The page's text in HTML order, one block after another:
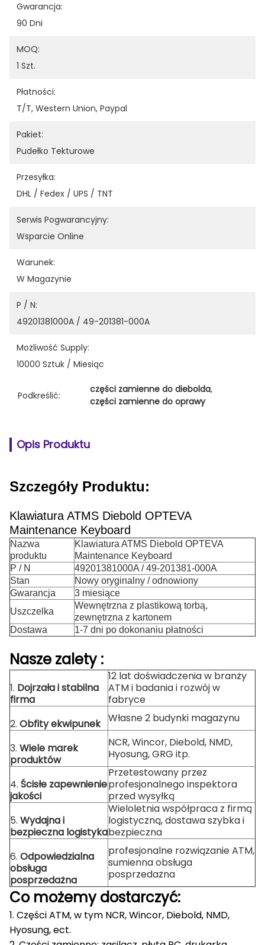
Gwarancja:
90 Dni
MOQ:
1 Szt.
Płatności:
T/T, Western Union, Paypal
Pakiet:
Pudełko Tekturowe
Przesyłka:
DHL / Fedex / UPS / TNT
Serwis Pogwarancyjny:
Wsparcie Online
Warunek:
W Magazynie
P / N:
49201381000A / 49-201381-000A
Możliwość Supply:
10000 Sztuk / Miesiąc
Podkreślić:
części zamienne do diebolda,
części zamienne do oprawy
Opis Produktu
Szczegóły Produktu:
Klawiatura ATMS Diebold OPTEVA
Maintenance Keyboard
Nazwa
produktu
Klawiatura ATMS Diebold OPTEVA
Maintenance Keyboard
P / N
49201381000A / 49-201381-000A
Stan
Nowy oryginalny / odnowiony
Gwarancja
3 miesiące
Uszczelka
Wewnętrzna z plastikową torbą,
zewnętrzna z kartonem
Dostawa
1-7 dni po dokonaniu płatności
Nasze zalety :
1. Dojrzała i stabilna
firma
12 lat doświadczenia w branży
ATM i badania i rozwój w
fabryce
2. Obfity ekwipunek Własne 2 budynki magazynu
3. Wiele marek
produktów
NCR, Wincor, Diebold, NMD,
Hyosung, GRG itp.
4. Ścisłe zapewnienie
jakości
Przetestowany przez
profesjonalnego inspektora
przed wysyłką
5. Wydajna i
bezpieczna logistyka
Wieloletnia współpraca z firmą
logistyczną, dostawa szybka i
bezpieczna
6. Odpowiedzialna
obsługa
posprzedażna
profesjonalne rozwiązanie ATM,
sumienna obsługa
posprzedażna
Co możemy dostarczyć:
1. Części ATM, w tym NCR, Wincor, Diebold, NMD,
Hyosung, ect.